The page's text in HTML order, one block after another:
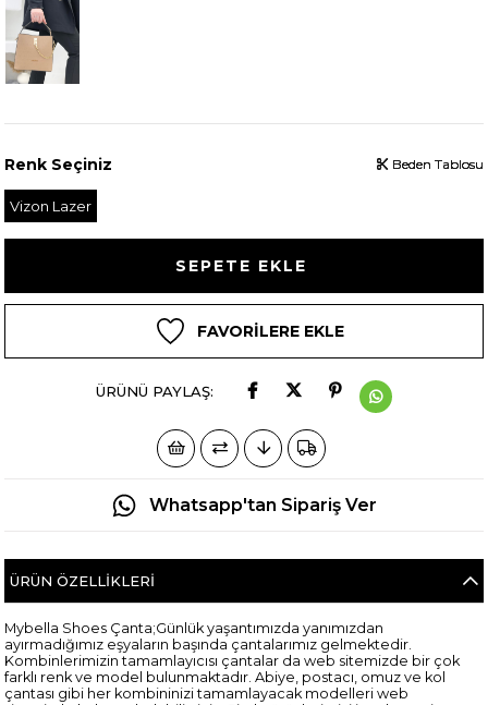
Renk Seçiniz
Vizon Lazer
Beden Tablosu
Beden Tablosu
Beden Tablosu
FAVORILERE EKLE
ÜRÜNÜ PAYLAŞ:
Whatsapp'tan Sipariş Ver
ÜRÜN ÖZELLIKLERI
Mybella Shoes Çanta;Günlük yaşantımızda yanımızdan
ayırmadığımız eşyaların başında çantalarımız gelmektedir.
Kombinlerimizin tamamlayıcısı çantalar da web sitemizde bir çok
farklı renk ve model bulunmaktadır. Abiye, postacı, omuz ve kol
çantası gibi her kombininizi tamamlayacak modelleri web